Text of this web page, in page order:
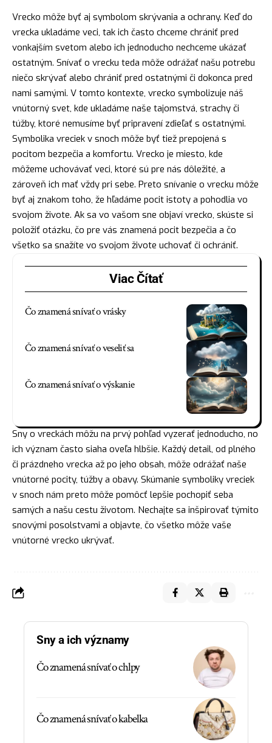
Vrecko môže byť aj symbolom skrývania a ochrany. Keď do
vrecka ukladáme veci, tak ich často chceme chrániť pred
vonkajším svetom alebo ich jednoducho nechceme ukázať
ostatným. Snívať o vrecku teda môže odrážať našu potrebu
niečo skrývať alebo chrániť pred ostatnými či dokonca pred
nami samými. V tomto kontexte, vrecko symbolizuje náš
vnútorný svet, kde ukladáme naše tajomstvá, strachy či
túžby, ktoré nemusíme byť pripravení zdieľať s ostatnými.
Symbolika vreciek v snoch môže byť tiež prepojená s
pocitom bezpečia a komfortu. Vrecko je miesto, kde
môžeme uchovávať veci, ktoré sú pre nás dôležité, a
zároveň ich mať vždy pri sebe. Preto snívanie o vrecku môže
byť aj znakom toho, že hľadáme pocit istoty a pohodlia vo
svojom živote. Ak sa vo vašom sne objaví vrecko, skúste si
položiť otázku, čo pre vás znamená pocit bezpečia a čo
všetko sa snažíte vo svojom živote uchovať či ochrániť.
Viac Čítať
Čo znamená snívať o vrásky
Čo znamená snívať o veseliť sa
Čo znamená snívať o výskanie
Sny o vreckách môžu na prvý pohľad vyzerať jednoducho, no
ich význam často siaha oveľa hlbšie. Každý detail, od plného
či prázdneho vrecka až po jeho obsah, môže odrážať naše
vnútorné pocity, túžby a obavy. Skúmanie symboliky vreciek
v snoch nám preto môže pomôcť lepšie pochopiť seba
samých a našu cestu životom. Nechajte sa inšpirovať týmito
snovými posolstvami a objavte, čo všetko môže vaše
vnútorné vrecko ukrývať.
Sny a ich významy
Čo znamená snívať o chlpy
Čo znamená snívať o kabelka